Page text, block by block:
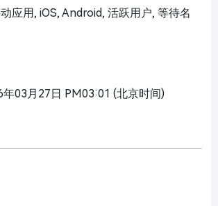
应用, iOS, Android, 活跃用户, 等待名
年03月27日 PM03:01 (北京时间)